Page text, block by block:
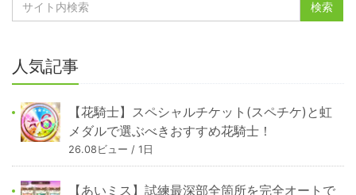
人気記事
【花騎士】スペシャルチケット(スペチケ)と虹
メダルで選ぶべきおすすめ花騎士！
26.08ビュー / 1日
【あいミス】試練最深部全箇所を完全オートで